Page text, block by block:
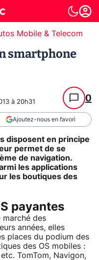
Mobile & Telecom
smartphone
à 20h31 0
Ajoutez-nous en favori
disposent en principe
permet de se
de navigation.
les applications
les boutiques des
payantes
marché des
années, elles
places du podium des
des OS mobiles :
TomTom, Navigon,